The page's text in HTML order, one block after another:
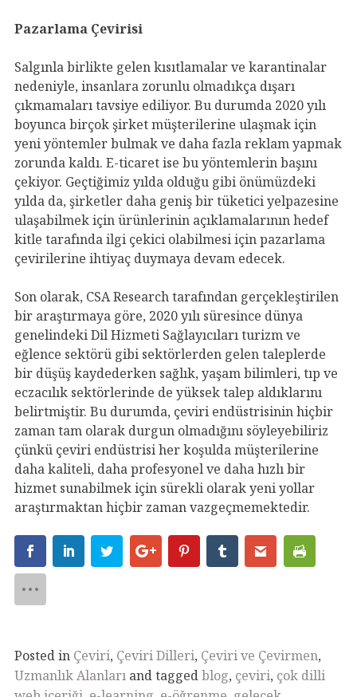
Pazarlama Çevirisi
Salgınla birlikte gelen kısıtlamalar ve karantinalar
nedeniyle, insanlara zorunlu olmadıkça dışarı
çıkmamaları tavsiye ediliyor. Bu durumda 2020 yılı
boyunca birçok şirket müşterilerine ulaşmak için
yeni yöntemler bulmak ve daha fazla reklam yapmak
zorunda kaldı. E-ticaret ise bu yöntemlerin başını
çekiyor. Geçtiğimiz yılda olduğu gibi önümüzdeki
yılda da, şirketler daha geniş bir tüketici yelpazesine
ulaşabilmek için ürünlerinin açıklamalarının hedef
kitle tarafında ilgi çekici olabilmesi için pazarlama
çevirilerine ihtiyaç duymaya devam edecek.
Son olarak, CSA Research tarafından gerçekleştirilen
bir araştırmaya göre, 2020 yılı süresince dünya
genelindeki Dil Hizmeti Sağlayıcıları turizm ve
eğlence sektörü gibi sektörlerden gelen taleplerde
bir düşüş kaydederken sağlık, yaşam bilimleri, tıp ve
eczacılık sektörlerinde de yüksek talep aldıklarını
belirtmiştir. Bu durumda, çeviri endüstrisinin hiçbir
zaman tam olarak durgun olmadığını söyleyebiliriz
çünkü çeviri endüstrisi her koşulda müşterilerine
daha kaliteli, daha profesyonel ve daha hızlı bir
hizmet sunabilmek için sürekli olarak yeni yollar
araştırmaktan hiçbir zaman vazgeçmemektedir.
Posted in Çeviri, Çeviri Dilleri, Çeviri ve Çevirmen,
Uzmanlık Alanları and taggedblog, çeviri, çok dilli